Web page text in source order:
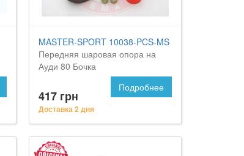
MASTER-SPORT 10038-PCS-MS
Передняя шаровая опора на
Ауди 80 Бочка
417 грн
Доставка 2 дня
Подробнее